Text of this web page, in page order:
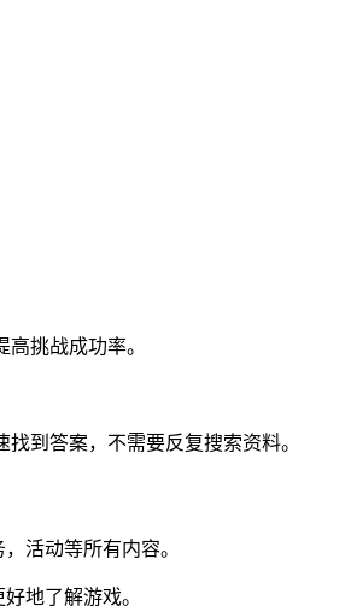
挑战成功率。
到答案，不需要反复搜索资料。
活动等所有内容。
地了解游戏。